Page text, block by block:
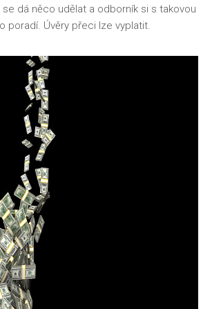
se dá něco udělat a odborník si s takovou
poradí. Úvěry přeci lze vyplatit.